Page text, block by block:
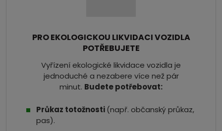
PRO EKOLOGICKOU LIKVIDACI VOZIDLA
POTŘEBUJETE
Vyřízení ekologické likvidace vozidla je
jednoduché a nezabere více než pár
minut. Budete potřebovat:
Průkaz totožnosti(např. občanský průkaz,
pas).